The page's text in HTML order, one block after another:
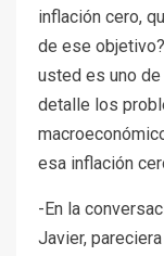
inflación cero,
de ese
usted es uno
detalle los
esa inflación
-En la
Javier,